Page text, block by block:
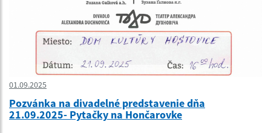
01.09.2025
Pozvánka na divadelné predstavenie dňa
21.09.2025- Pytačky na Hončarovke